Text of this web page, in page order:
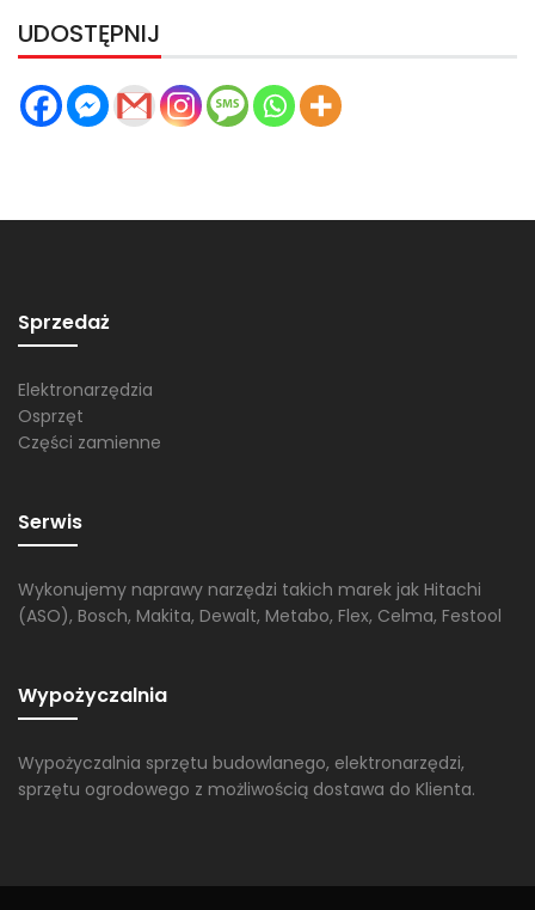
UDOSTĘPNIJ
Sprzedaż
Elektronarzędzia
Osprzęt
Części zamienne
Serwis
Wykonujemy naprawy narzędzi takich marek jak Hitachi
(ASO), Bosch, Makita, Dewalt, Metabo, Flex, Celma, Festool
Wypożyczalnia
Wypożyczalnia sprzętu budowlanego, elektronarzędzi,
sprzętu ogrodowego z możliwością dostawa do Klienta.